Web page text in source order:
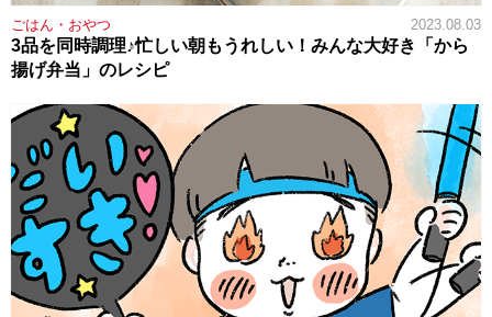
ごはん・おやつ 2023.08.03
3品を同時調理♪忙しい朝もうれしい！みんな大好き「から
揚げ弁当」のレシピ